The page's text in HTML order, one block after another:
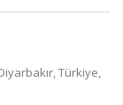
Türkiye,